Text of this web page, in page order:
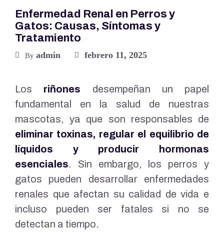
Enfermedad Renal en Perros y
Gatos: Causas, Síntomas y
Tratamiento
By admin febrero 11, 2025
Los riñones desempeñan un papel
fundamental en la salud de nuestras
mascotas, ya que son responsables de
eliminar toxinas, regular el equilibrio de
líquidos y producir hormonas
esenciales. Sin embargo, los perros y
gatos pueden desarrollar enfermedades
renales que afectan su calidad de vida e
incluso pueden ser fatales si no se
detectan a tiempo.